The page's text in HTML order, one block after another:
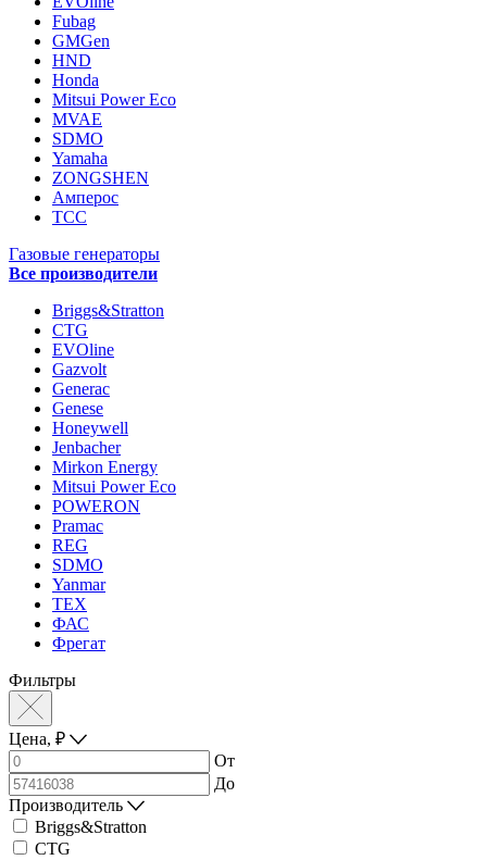
Fubag
GMGen
HND
Honda
Mitsui Power Eco
MVAE
SDMO
Yamaha
ZONGSHEN
Амперос
ТСС
Газовые генераторы
Все производители
Briggs&Stratton
CTG
EVOline
Gazvolt
Generac
Genese
Honeywell
Jenbacher
Mirkon Energy
Mitsui Power Eco
POWERON
Pramac
REG
SDMO
Yanmar
ТЕХ
ФАС
Фрегат
Фильтры
Цена, ₽
От
До
Производитель
Briggs&Stratton
CTG